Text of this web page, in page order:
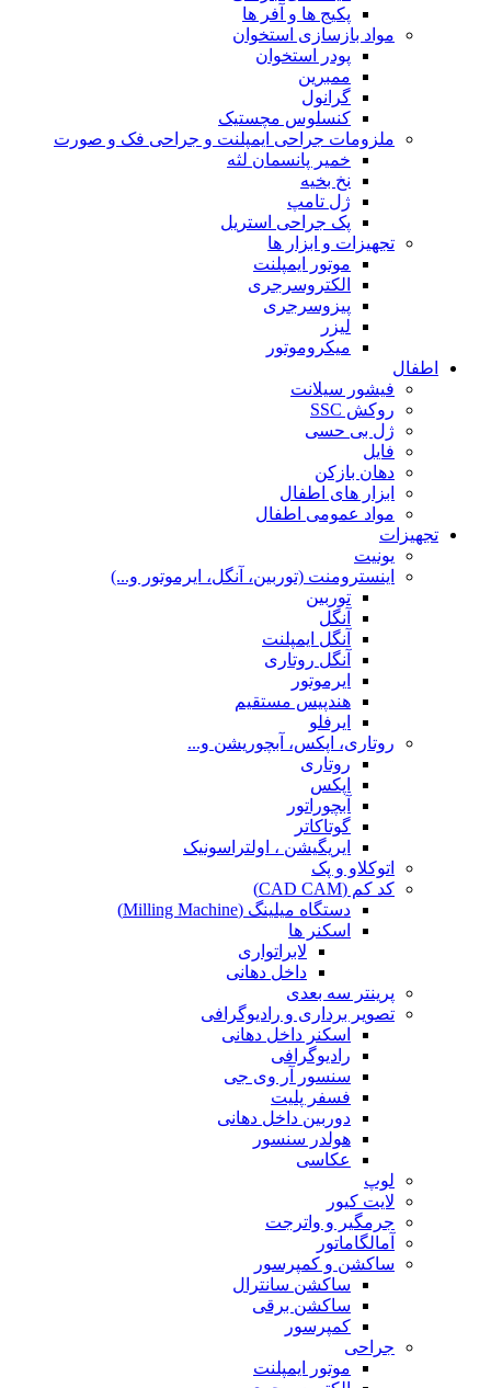
پکیج ها و آفر ها
مواد بازسازی استخوان
پودر استخوان
ممبرین
گرانول
کنسلوس مچستیک
ملزومات جراحی ایمپلنت و جراحی فک و صورت
خمیر پانسمان لثه
نخ بخیه
ژل تامپ
پک جراحی استریل
تجهیزات و ابزار ها
موتور ایمپلنت
الکتروسرجری
پیزوسرجری
لیزر
میکروموتور
اطفال
فیشور سیلانت
روکش SSC
ژل بی حسی
فایل
دهان بازکن
ابزار های اطفال
مواد عمومی اطفال
تجهیزات
یونیت
اینسترومنت (توربین، آنگل، ایرموتور و...)
توربین
آنگل
آنگل ایمپلنت
آنگل روتاری
ایرموتور
هندپیس مستقیم
ایرفلو
روتاری، اپکس، آبچوریشن و...
روتاری
اپکس
آبچوراتور
گوتاکاتر
ایریگیشن ، اولتراسونیک
اتوکلاو و پک
کد کم (CAD CAM)
دستگاه میلینگ (Milling Machine)
اسکنر ها
لابراتواری
داخل دهانی
پرینتر سه بعدی
تصویر برداری و رادیوگرافی
اسکنر داخل دهانی
رادیوگرافی
سنسور آر وی جی
فسفر پلیت
دوربین داخل دهانی
هولدر سنسور
عکاسی
لوپ
لایت کیور
جرمگیر و واترجت
آمالگاماتور
ساکشن و کمپرسور
ساکشن سانترال
ساکشن برقی
کمپرسور
جراحی
موتور ایمپلنت